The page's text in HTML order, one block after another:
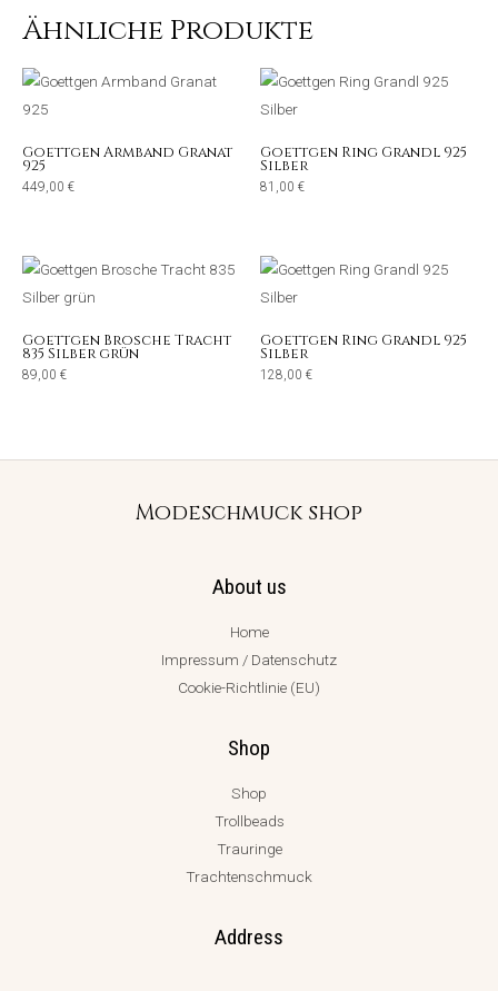
Ähnliche Produkte
Goettgen Armband Granat
925
449,00 €
Goettgen Ring Grandl 925
Silber
81,00 €
Goettgen Brosche Tracht
835 Silber grün
89,00 €
Goettgen Ring Grandl 925
Silber
128,00 €
Modeschmuck shop
About us
Home
Impressum / Datenschutz
Cookie-Richtlinie (EU)
Shop
Shop
Trollbeads
Trauringe
Trachtenschmuck
Address